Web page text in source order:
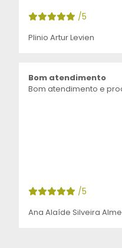
/5
Plinio Artur Levien
Bom atendimento
Bom atendimento e
/5
Ana Alaíde Silveira